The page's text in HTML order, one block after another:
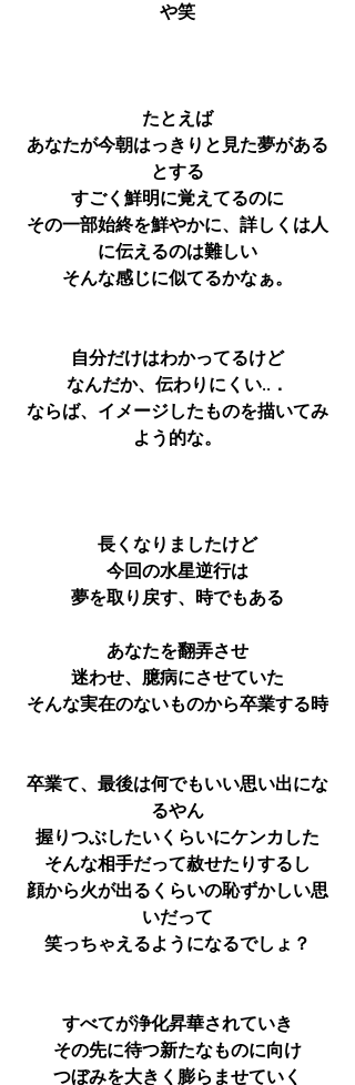
や笑
たとえば
あなたが今朝はっきりと見た夢がある
とする
すごく鮮明に覚えてるのに
その一部始終を鮮やかに、詳しくは人
に伝えるのは難しい
そんな感じに似てるかなぁ。
自分だけはわかってるけど
なんだか、伝わりにくい..．
ならば、イメージしたものを描いてみ
よう的な。
長くなりましたけど
今回の水星逆行は
夢を取り戻す、時でもある
あなたを翻弄させ
迷わせ、臆病にさせていた
そんな実在のないものから卒業する時
卒業て、最後は何でもいい思い出にな
るやん
握りつぶしたいくらいにケンカした
そんな相手だって赦せたりするし
顔から火が出るくらいの恥ずかしい思
いだって
笑っちゃえるようになるでしょ？
すべてが浄化昇華されていき
その先に待つ新たなものに向け
つぼみを大きく膨らませていく